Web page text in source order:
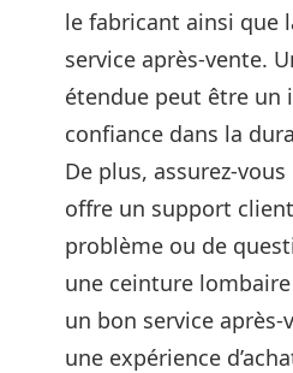
le fabricant ainsi que
service après-vente.
étendue peut être un
confiance dans la
De plus, assurez-
offre un support
problème ou de
une ceinture
un bon service
une expérience